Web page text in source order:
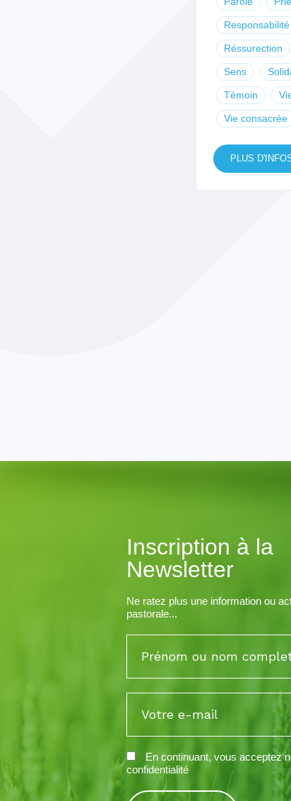
Responsabilité
Réssurection
Sens
Témoin
Vie consacrée
PLUS
Inscription à la
Newsletter
Ne ratez plus une information ou
pastorale...
En continuant, vous acceptez
confidentialité